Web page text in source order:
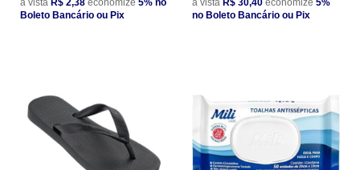
Boleto Bancário ou Pix
no Boleto Bancário ou Pix